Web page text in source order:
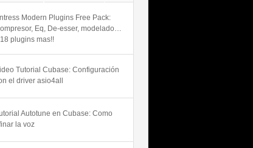
Modern Plugins Free Pack:
Eq, De-esser, modelado…
plugins mas!!
Tutorial Cubase: Configuración
el driver asio4all
Autotune en Cubase: Como
la voz